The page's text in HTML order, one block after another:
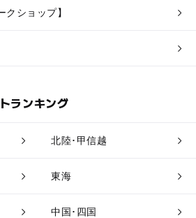
ショップ】
ランキング
北陸･甲信越
東海
中国･四国